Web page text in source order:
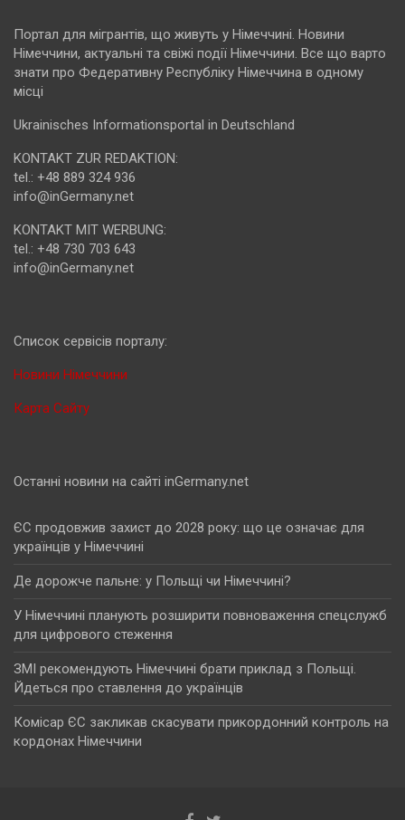
Портал для мігрантів, що живуть у Німеччині. Новини
Німеччини, актуальні та свіжі події Німеччини. Все що варто
знати про Федеративну Республіку Німеччина в одному
місці
Ukrainisches Informationsportal in Deutschland
KONTAKT ZUR REDAKTION:
tel.: +48 889 324 936
info@inGermany.net
KONTAKT MIT WERBUNG:
tel.: +48 730 703 643
info@inGermany.net
Cписок сервісів порталу:
Новини Німеччини
Карта Сайту
Останні новини на сайті inGermany.net
ЄС продовжив захист до 2028 року: що це означає для
українців у Німеччині
Де дорожче пальне: у Польщі чи Німеччині?
У Німеччині планують розширити повноваження спецслужб
для цифрового стеження
ЗМІ рекомендують Німеччині брати приклад з Польщі.
Йдеться про ставлення до українців
Комісар ЄС закликав скасувати прикордонний контроль на
кордонах Німеччини